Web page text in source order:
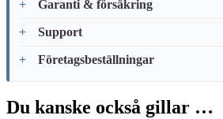
Garanti & försäkring
Support
Företagsbeställningar
Du kanske också gillar …